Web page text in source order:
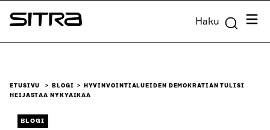
Siirry
suoraan
Sitra Haku
ETUSIVU BLOGI
HYVINVOINTIALUEIDEN DEMOKRATIAN TULISI
HEIJASTAA NYKYAIKAA
BLOGI